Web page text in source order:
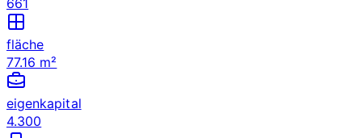
fläche
77.16 m²
eigenkapital
4.300